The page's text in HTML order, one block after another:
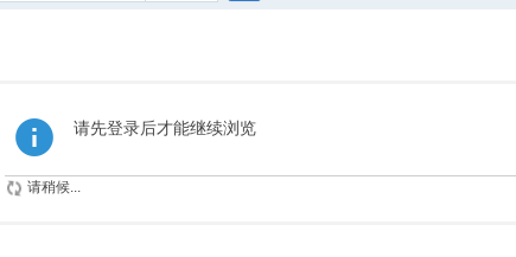
请先登录后才能继续浏览
请稍候...